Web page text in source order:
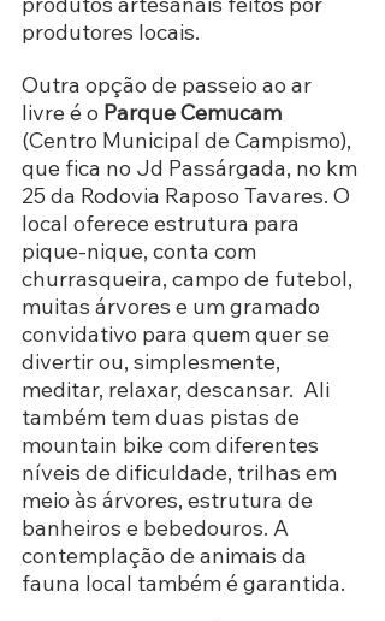
produtores locais.
Outra opção de passeio ao ar
livre é o Parque Cemucam
(Centro Municipal de Campismo),
que fica no Jd Passárgada, no km
25 da Rodovia Raposo Tavares. O
local oferece estrutura para
pique-nique, conta com
churrasqueira, campo de futebol,
muitas árvores e um gramado
convidativo para quem quer se
divertir ou, simplesmente,
meditar, relaxar, descansar.  Ali
também tem duas pistas de
mountain bike com diferentes
níveis de dificuldade, trilhas em
meio às árvores, estrutura de
banheiros e bebedouros. A
contemplação de animais da
fauna local também é garantida.